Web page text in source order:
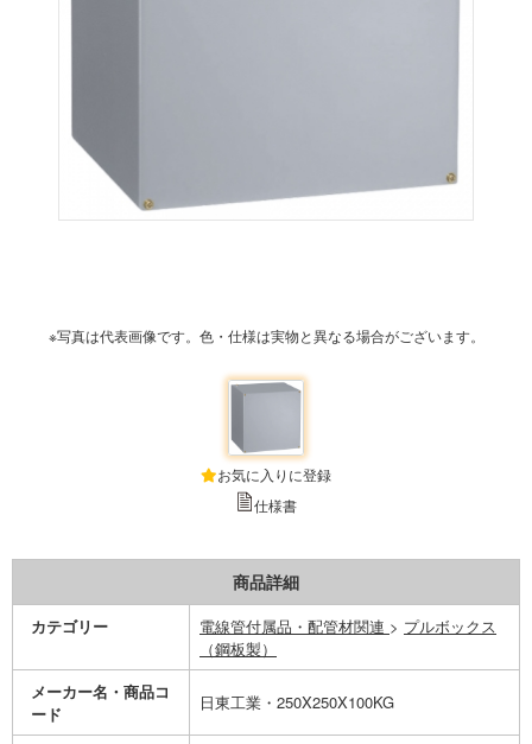
※写真は代表画像です。色・仕様は実物と異なる場合がございます。
お気に入りに登録
仕様書
商品詳細
カテゴリー 電線管付属品・配管材関連 > プルボックス
（鋼板製）
メーカー名・商品コ
ード
日東工業・250X250X100KG